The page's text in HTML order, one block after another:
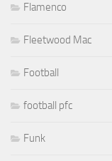
Flamenco
Fleetwood Mac
Football
football pfc
Funk